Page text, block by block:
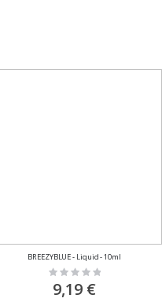
BREEZYBLUE - Liquid - 10ml
Rating:
0%
9,19 €